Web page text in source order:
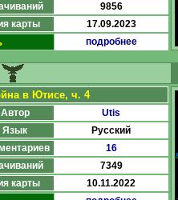
9856
карты
17.09.2023
подробнее
в Ютисе, ч. 4
Автор
Utis
Язык
Русский
16
7349
карты
10.11.2022